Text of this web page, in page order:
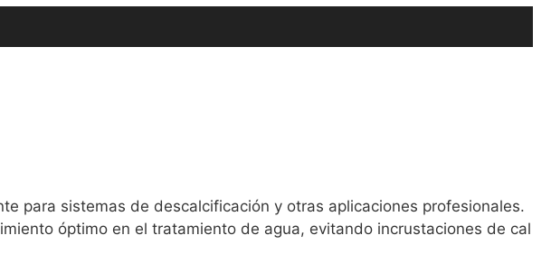
para sistemas de descalcificación y otras aplicaciones profesionales.
óptimo en el tratamiento de agua, evitando incrustaciones de cal